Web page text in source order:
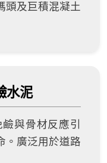
頭及巨積混凝土
水泥
與骨材反應引
。廣泛用於道路